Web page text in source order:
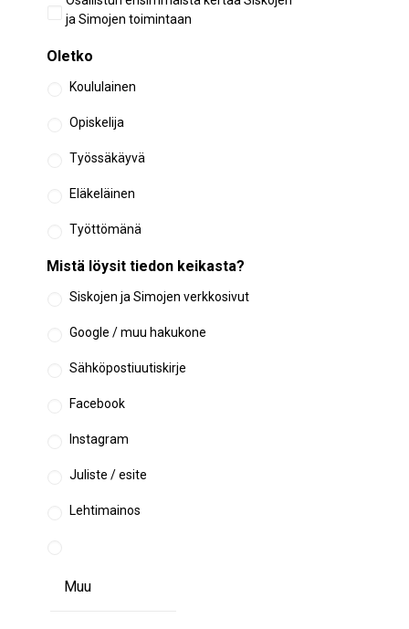
osallistuminen
ja Simojen toimintaan
Oletko
Koululainen
Opiskelija
Työssäkäyvä
Eläkeläinen
Työttömänä
Mistä löysit tiedon keikasta?
Siskojen ja Simojen verkkosivut
Google / muu hakukone
Sähköpostiuutiskirje
Facebook
Instagram
Juliste / esite
Lehtimainos